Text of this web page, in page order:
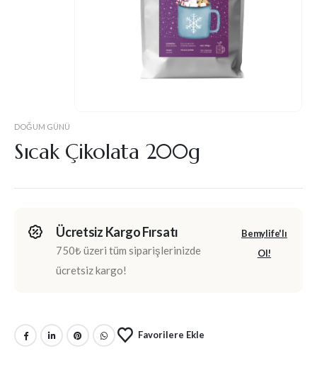
DOĞUM GÜNÜ
Sıcak Çikolata 200g
Ücretsiz Kargo Fırsatı
750₺ üzeri tüm siparişlerinizde
ücretsiz kargo!
Bemylife'lı
Ol!
Favorilere Ekle